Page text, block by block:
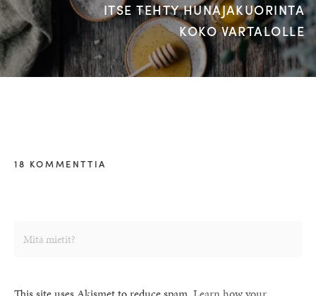
ITSE TEHTY HUNAJAKUORINTA
KOKO VARTALOLLE
18 KOMMENTTIA